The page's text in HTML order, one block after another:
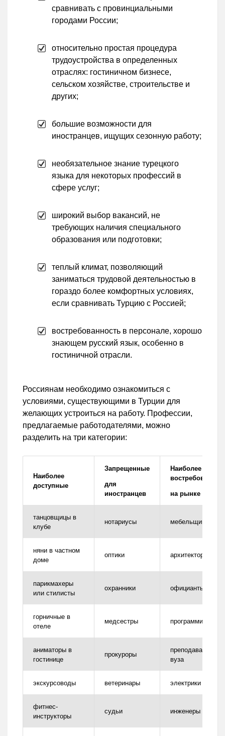
сравнивать с провинциальными
городами России;
относительно простая процедура
трудоустройства в определенных
отраслях: гостиничном бизнесе,
сельском хозяйстве, строительстве и
других;
большие возможности для
иностранцев, ищущих сезонную работу;
необязательное знание турецкого
языка для некоторых профессий в
сфере услуг;
широкий выбор вакансий, не
требующих наличия специального
образования или подготовки;
теплый климат, позволяющий
заниматься трудовой деятельностью в
гораздо более комфортных условиях,
если сравнивать Турцию с Россией;
востребованность в персонале, хорошо
знающем русский язык, особенно в
гостиничной отрасли.
Россиянам необходимо ознакомиться с
условиями, существующими в Турции для
желающих устроиться на работу. Профессии,
предлагаемые работодателями, можно
разделить на три категории:
Наиболее
доступные
Запрещенные
для
иностранцев
Наиболее
востребованные
на рынке труда
танцовщицы в
клубе
нотариусы мебельщики
няни в частном
доме
оптики архитекторы
парикмахеры
или стилисты
охранники официанты
горничные в
отеле
медсестры программисты
аниматоры в
гостинице
прокуроры
преподаватели
вуза
экскурсоводы ветеринары электрики
фитнес-
инструкторы
судьи инженеры